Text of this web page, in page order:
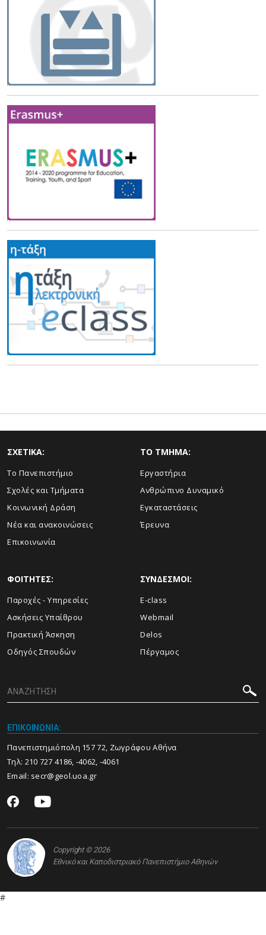
ΣΧΕΤΙΚΑ:
Το Πανεπιστήμιο
Σχολές και Τμήματα
Κοινωνική Δράση
Νέα και ανακοινώσεις
Επικοινωνία
TO TMHMA:
Εργαστήρια
Ανθρώπινο Δυναμικό
Εγκαταστάσεις
Έρευνα
ΦΟΙΤΗΤΕΣ:
Παροχές - Υπηρεσίες
Ασκήσεις Υπαίθρου
Πρακτική Άσκηση
Οδηγός Σπουδών
ΣΥΝΔΕΣΜΟΙ:
E-class
Webmail
Delos
Πέργαμος
ΕΠΙΚΟΙΝΩΝΙΑ:
Πανεπιστημιόπολη 157 72, Ζωγράφου Αθήνα
Τηλ: 210 727 4186, -4062, -4061
Email: secr@geol.uoa.gr
Copyright © 2026
Εθνικό και Καποδιστριακό Πανεπιστήμιο Αθηνών
#